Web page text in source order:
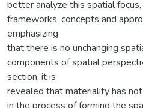
better analyze this spatial
frameworks, concepts and
emphasizing
that there is no unchanging
components of spatial
section, it is
revealed that materiality has